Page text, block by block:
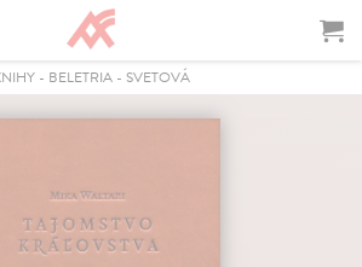
- BELETRIA- SVETOVÁ